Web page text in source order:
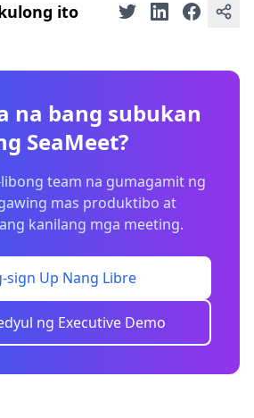
ito
na bang subukan
SeaMeet?
team na gumagamit ng
mas produktibo at
kanilang mga meeting.
sign Up Nang Libre
ng Executive Demo